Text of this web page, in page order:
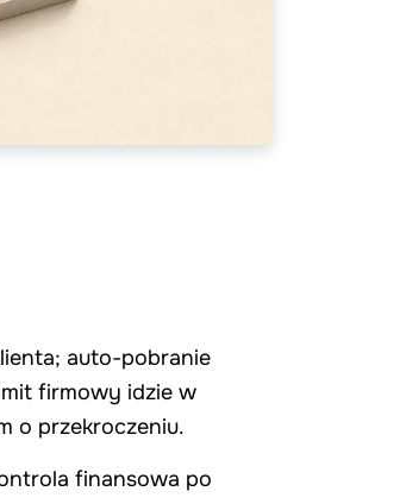
auto-pobranie
firmowy idzie w
o przekroczeniu.
finansowa po